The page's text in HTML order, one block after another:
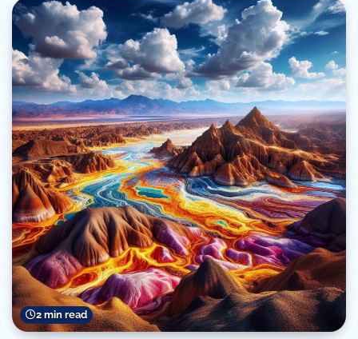
2 min read